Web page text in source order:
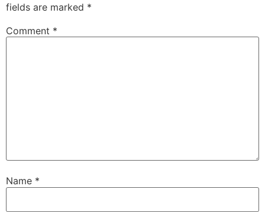
fields are marked *
Comment *
Name *